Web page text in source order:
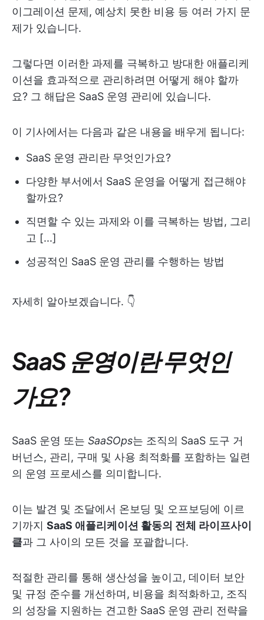
이그레이션 문제, 예상치 못한 비용 등 여러 가지 문
제가 있습니다.
그렇다면 이러한 과제를 극복하고 방대한 애플리케
이션을 효과적으로 관리하려면 어떻게 해야 할까
요? 그 해답은 SaaS 운영 관리에 있습니다.
이 기사에서는 다음과 같은 내용을 배우게 됩니다:
SaaS 운영 관리란 무엇인가요?
다양한 부서에서 SaaS 운영을 어떻게 접근해야
할까요?
직면할 수 있는 과제와 이를 극복하는 방법, 그리
고 [...]
성공적인 SaaS 운영 관리를 수행하는 방법
자세히 알아보겠습니다. 👇
SaaS 운영이란 무엇인
가요?
SaaS 운영 또는 SaaSOps는 조직의 SaaS 도구 거
버넌스, 관리, 구매 및 사용 최적화를 포함하는 일련
의 운영 프로세스를 의미합니다.
이는 발견 및 조달에서 온보딩 및 오프보딩에 이르
기까지 SaaS 애플리케이션 활동의 전체 라이프사이
클과 그 사이의 모든 것을 포괄합니다.
적절한 관리를 통해 생산성을 높이고, 데이터 보안
및 규정 준수를 개선하며, 비용을 최적화하고, 조직
의 성장을 지원하는 견고한 SaaS 운영 관리 전략을